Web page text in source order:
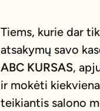
Tiems, kurie dar
atsakymų savo
ABC KURSAS,
ir mokėti
teikiantis salono